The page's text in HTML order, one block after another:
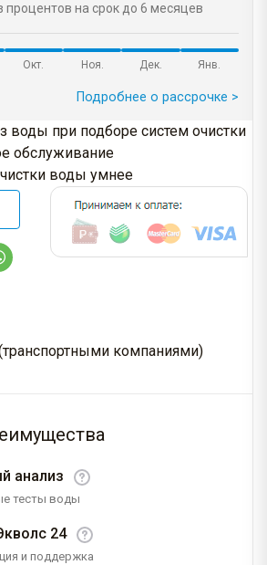
процентов на срок до 6 месяцев
Окт. Ноя. Дек. Янв.
Подробнее о рассрочке >
воды при подборе систем очистки
обслуживание
воды умнее
компаниями)
анализ
тесты воды
24
и поддержка